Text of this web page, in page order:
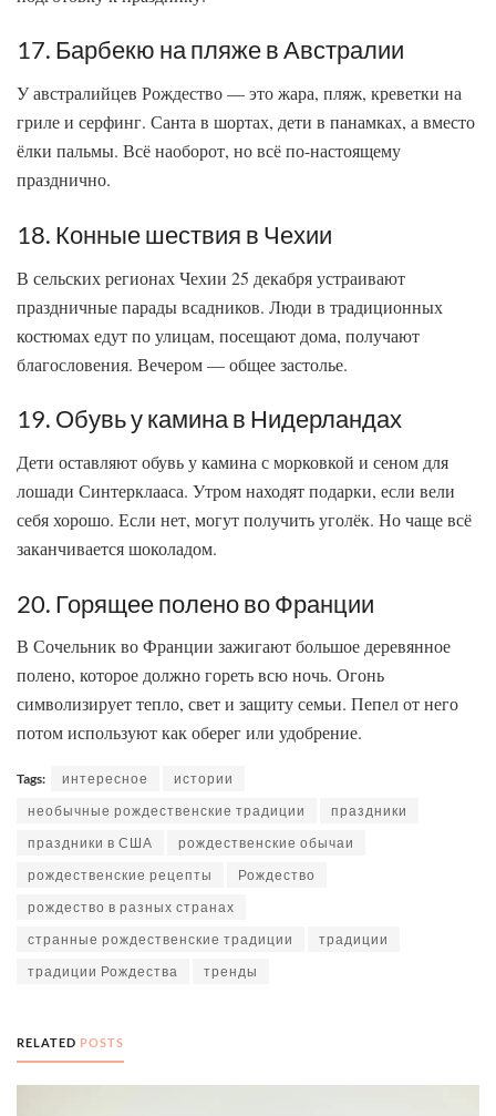
17. Барбекю на пляже в Австралии
У австралийцев Рождество — это жара, пляж, креветки на
гриле и серфинг. Санта в шортах, дети в панамках, а вместо
ёлки пальмы. Всё наоборот, но всё по-настоящему
празднично.
18. Конные шествия в Чехии
В сельских регионах Чехии 25 декабря устраивают
праздничные парады всадников. Люди в традиционных
костюмах едут по улицам, посещают дома, получают
благословения. Вечером — общее застолье.
19. Обувь у камина в Нидерландах
Дети оставляют обувь у камина с морковкой и сеном для
лошади Синтерклааса. Утром находят подарки, если вели
себя хорошо. Если нет, могут получить уголёк. Но чаще всё
заканчивается шоколадом.
20. Горящее полено во Франции
В Сочельник во Франции зажигают большое деревянное
полено, которое должно гореть всю ночь. Огонь
символизирует тепло, свет и защиту семьи. Пепел от него
потом используют как оберег или удобрение.
Tags: интересное
истории
необычные рождественские традиции
праздники
праздники в США
рождественские обычаи
рождественские рецепты
Рождество
рождество в разных странах
странные рождественские традиции
традиции
традиции Рождества
тренды
RELATED POSTS